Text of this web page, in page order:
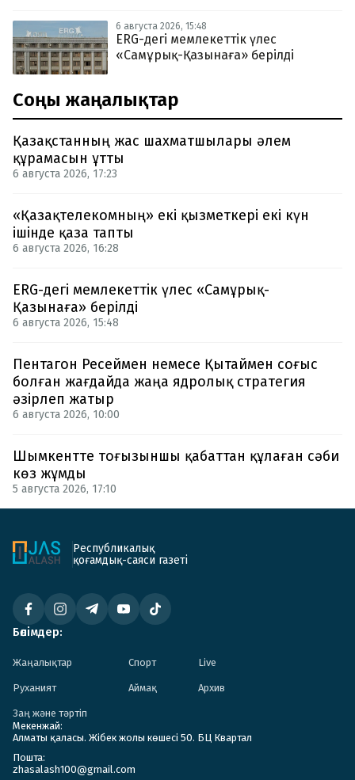
6 августа 2026, 15:48
ERG-дегі мемлекеттік үлес
«Самұрық-Қазынаға» берілді
Соңғы жаңалықтар
Қазақстанның жас шахматшылары әлем
құрамасын ұтты
6 августа 2026, 17:23
«Қазақтелекомның» екі қызметкері екі күн
ішінде қаза тапты
6 августа 2026, 16:28
ERG-дегі мемлекеттік үлес «Самұрық-
Қазынаға» берілді
6 августа 2026, 15:48
Пентагон Ресеймен немесе Қытаймен соғыс
болған жағдайда жаңа ядролық стратегия
әзірлеп жатыр
6 августа 2026, 10:00
Шымкентте тоғызыншы қабаттан құлаған сәби
көз жұмды
5 августа 2026, 17:10
Республикалық
қоғамдық-саяси газеті
Бөлімдер:
Жаңалықтар Спорт Live
Руханият Аймақ Архив
Заң және тәртіп
Мекенжай:
Алматы қаласы. Жібек жолы көшесі 50. БЦ Квартал
Пошта:
zhasalash100@gmail.com